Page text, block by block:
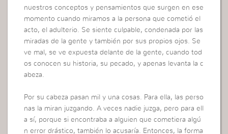
nuestros conceptos y pensamientos que surgen en ese
momento cuando miramos a la persona que cometió el
acto, el adulterio. Se siente culpable, condenada por las
miradas de la gente y también por sus propios ojos. Se
ve mal, se ve expuesta delante de la gente, cuando tod
os conocen su historia, su pecado, y apenas levanta la c
abeza.
Por su cabeza pasan mil y una cosas. Para ella, las perso
nas la miran juzgando. A veces nadie juzga, pero para ell
a sí, porque si encontraba a alguien que cometiera algú
n error drástico, también lo acusaría. Entonces, la forma